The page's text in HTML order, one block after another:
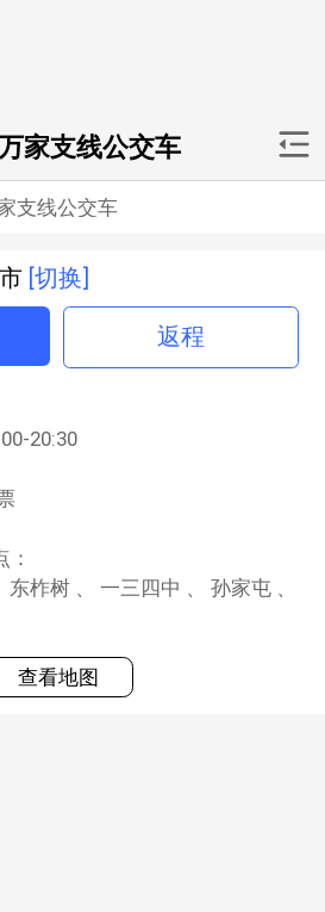
家支线公交车
支线公交车
[切换]
返程
20:30
查看地图